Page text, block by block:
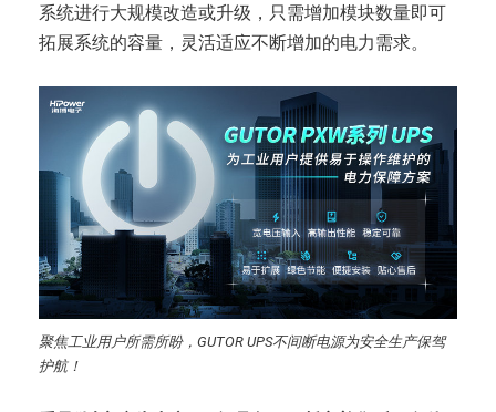
系统进行大规模改造或升级，只需增加模块数量即可
拓展系统的容量，灵活适应不断增加的电力需求。
聚焦工业用户所需所盼，GUTOR UPS不间断电源为安全生产保驾
护航！